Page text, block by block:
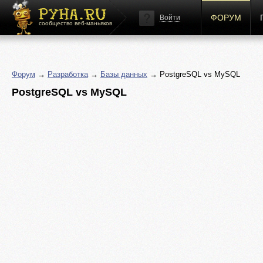
сообщество веб-маньяков
Войти ФОРУМ
Форум → Разработка→ Базы данных → PostgreSQL vs MySQL
PostgreSQL vs MySQL